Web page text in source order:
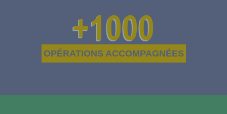
+1000
OPÉRATIONS ACCOMPAGNÉES